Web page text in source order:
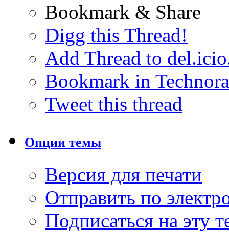
Bookmark & Share
Digg this Thread!
Add Thread to
Bookmark in
Tweet this thread
Опции темы
Версия для печати
Отправить по
Подписаться на эту